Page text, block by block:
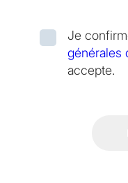
Je
générales
accepte.